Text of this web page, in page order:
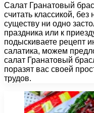
Салат Гранатовый
считать классикой,
существу ни одно
праздника или к
подыскиваете рецепт
салатика, можем
салат Гранатовый
поразят вас своей
трудов.